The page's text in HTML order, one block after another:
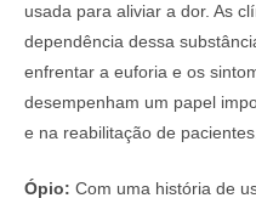
usada para aliviar a dor. As
dependência dessa
enfrentar a euforia e os
desempenham um papel
e na reabilitação de pacientes.
Ópio: Com uma história de